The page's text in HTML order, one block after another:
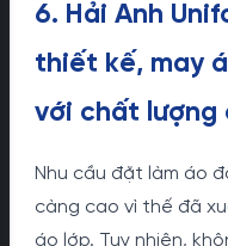
6. Hải Anh
thiết kế, may
với chất lượng
Nhu cầu đặt làm áo
càng cao vì thế đã
áo lớp. Tuy nhiên,